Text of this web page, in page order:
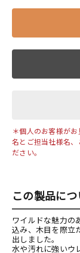
＊個人のお客様が
名とご担当社様名
ださい。
この製品につ
ワイルドな魅力の
込み、木目を際立
出しました。
水や汚れに強いウ